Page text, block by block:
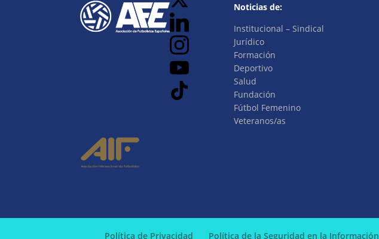
Noticias de:
Institucional – Sindical
Jurídico
Formación
Deportivo
Salud
Fundación
Fútbol Femenino
Veteranos/as
Política de Privacidad Política de la Seguridad en la Información